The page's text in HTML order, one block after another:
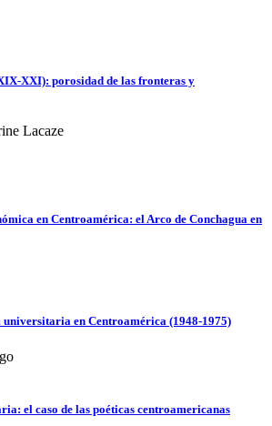
XXI): porosidad de las fronteras y
Lacaze
en Centroamérica: el Arco de Conchagua en
en Centroamérica (1948-1975)
el caso de las poéticas centroamericanas